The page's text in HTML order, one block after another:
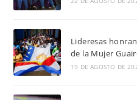
Lideresas
de la Mujer
19 DE AGOSTO DE